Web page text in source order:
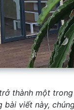
thành một
viết này,